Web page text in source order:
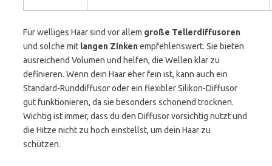
Für welliges Haar sind vor allem große Tellerdiffusoren
und solche mit langen Zinkenempfehlenswert. Sie bieten
ausreichend Volumen und helfen, die Wellen klar zu
definieren. Wenn dein Haar eher fein ist, kann auch ein
Standard-Runddiffusor oder ein flexibler Silikon-Diffusor
gut funktionieren, da sie besonders schonend trocknen.
Wichtig ist immer, dass du den Diffusor vorsichtig nutzt und
die Hitze nicht zu hoch einstellst, um dein Haar zu
schützen.